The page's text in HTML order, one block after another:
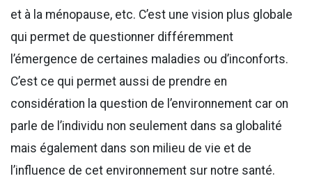
et à la ménopause, etc. C’est une vision plus globale
qui permet de questionner différemment
l’émergence de certaines maladies ou d’inconforts.
C’est ce qui permet aussi de prendre en
considération la question de l’environnement car on
parle de l’individu non seulement dans sa globalité
mais également dans son milieu de vie et de
l’influence de cet environnement sur notre santé.